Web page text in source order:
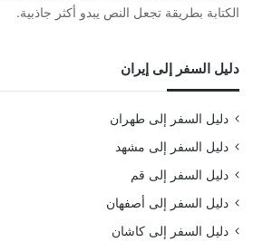
الكتابة بطريقة تجعل النص يبدو أكثر جاذبية.
دليل السفر إلى إيران
دليل السفر إلى طهران
دليل السفر إلى مشهد
دليل السفر إلى قم
دليل السفر إلى أصفهان
دليل السفر إلى كاشان